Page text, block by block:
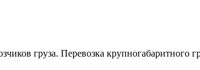
груза. Перевозка крупногабаритного